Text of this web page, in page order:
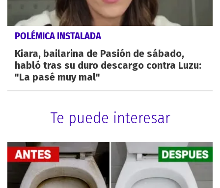
POLÉMICA INSTALADA
Kiara, bailarina de Pasión de sábado,
habló tras su duro descargo contra Luzu:
"La pasé muy mal"
Te puede interesar